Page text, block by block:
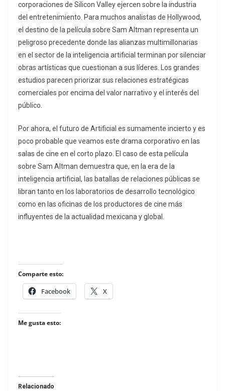
corporaciones de Silicon Valley ejercen sobre la industria
del entretenimiento. Para muchos analistas de Hollywood,
el destino de la película sobre Sam Altman representa un
peligroso precedente donde las alianzas multimillonarias
en el sector de la inteligencia artificial terminan por silenciar
obras artísticas que cuestionan a sus líderes. Los grandes
estudios parecen priorizar sus relaciones estratégicas
comerciales por encima del valor narrativo y el interés del
público.
Por ahora, el futuro de Artificial es sumamente incierto y es
poco probable que veamos este drama corporativo en las
salas de cine en el corto plazo. El caso de esta película
sobre Sam Altman demuestra que, en la era de la
inteligencia artificial, las batallas de relaciones públicas se
libran tanto en los laboratorios de desarrollo tecnológico
como en las oficinas de los productores de cine más
influyentes de la actualidad mexicana y global.
Comparte esto:
Facebook X
Me gusta esto:
Relacionado